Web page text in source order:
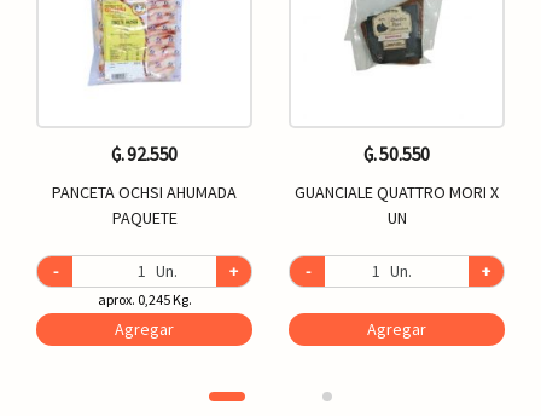
₲. 92.550
PANCETA OCHSI AHUMADA
PAQUETE
- Un. +
aprox. 0,245 Kg.
Agregar
₲. 50.550
GUANCIALE QUATTRO MORI X
UN
- Un. +
Agregar